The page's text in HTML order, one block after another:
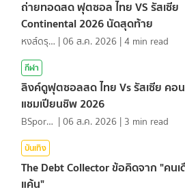
ถ่ายทอดสด ฟุตซอล ไทย VS รัสเซีย
Continental 2026 นัดสุดท้าย
หงส์ดรุณ |06 ส.ค. 2026 |4 min read
กีฬา
ลิงค์ดูฟุตซอลสด ไทย Vs รัสเซีย คอ
แชมเปียนชิพ 2026
BSports8 |06 ส.ค. 2026 | 3 min read
บันเทิง
The Debt Collector ข้อคิดจาก "คน
แค้น"